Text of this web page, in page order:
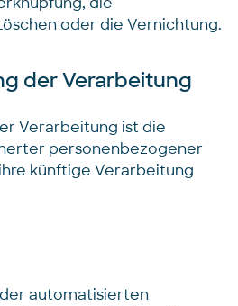
oder die Vernichtung.
der Verarbeitung
Verarbeitung ist die
personenbezogener
künftige Verarbeitung
automatisierten